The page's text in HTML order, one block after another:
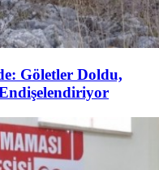
Göletler Doldu,